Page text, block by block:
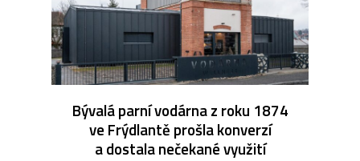
Bývalá parní vodárna z roku 1874
ve Frýdlantě prošla konverzí
a dostala nečekané využití